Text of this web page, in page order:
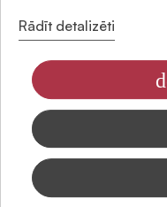
Piekrītu saņemt
Informāciju par to, kā
lasiet mūsu Privātuma
Rādīt detalizēti